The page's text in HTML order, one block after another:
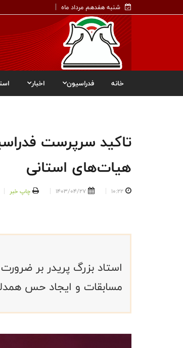
شنبه هفدهم مرداد ماه
خانه فدراسیون اخبار
تاکید سرپرست
هیات‌های استانی
10:22
1403/04/27 چاپ خبر
استاد بزرگ پریدر بر ضرورت
مسابقات و ایجاد حس